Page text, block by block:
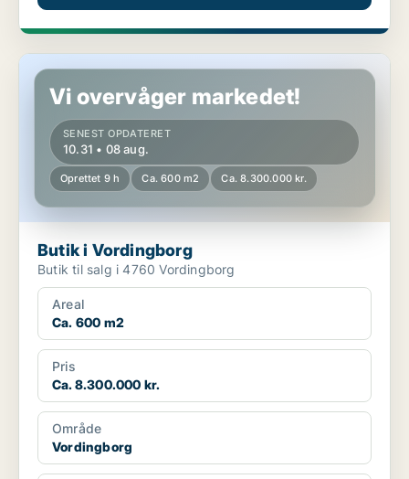
Butik i Vordingborg
Vi overvåger markedet!
SENEST OPDATERET
10.31 • 08 aug.
Oprettet 9 h Ca. 600 m2 Ca. 8.300.000 kr.
Butik i Vordingborg
Butik til salg i 4760 Vordingborg
Areal
Ca. 600 m2
Pris
Ca. 8.300.000 kr.
Område
Vordingborg